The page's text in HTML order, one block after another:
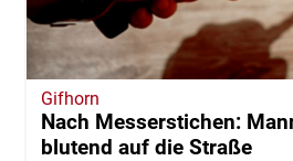
Gifhorn
Nach Messerstichen:
blutend auf die Straße